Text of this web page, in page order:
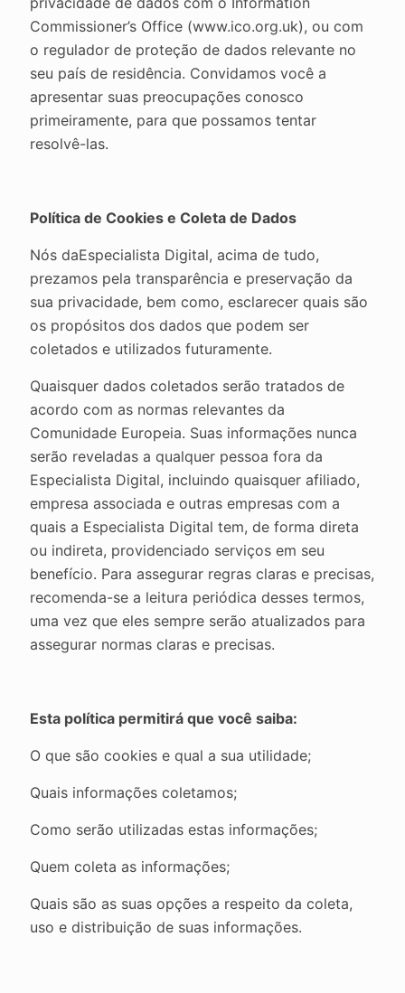
Commissioner’s Office (www.ico.org.uk), ou com
o regulador de proteção de dados relevante no
seu país de residência. Convidamos você a
apresentar suas preocupações conosco
primeiramente, para que possamos tentar
resolvê-las.
Política de Cookies e Coleta de Dados
Nós daEspecialista Digital, acima de tudo,
prezamos pela transparência e preservação da
sua privacidade, bem como, esclarecer quais são
os propósitos dos dados que podem ser
coletados e utilizados futuramente.
Quaisquer dados coletados serão tratados de
acordo com as normas relevantes da
Comunidade Europeia. Suas informações nunca
serão reveladas a qualquer pessoa fora da
Especialista Digital, incluindo quaisquer afiliado,
empresa associada e outras empresas com a
quais a Especialista Digital tem, de forma direta
ou indireta, providenciado serviços em seu
benefício. Para assegurar regras claras e precisas,
recomenda-se a leitura periódica desses termos,
uma vez que eles sempre serão atualizados para
assegurar normas claras e precisas.
Esta política permitirá que você saiba:
O que são cookies e qual a sua utilidade;
Quais informações coletamos;
Como serão utilizadas estas informações;
Quem coleta as informações;
Quais são as suas opções a respeito da coleta,
uso e distribuição de suas informações.